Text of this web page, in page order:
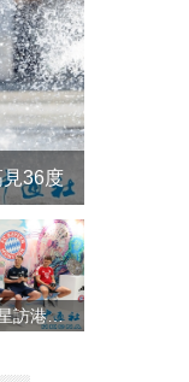
36度
拜仁慕尼黑球星訪港 與球迷近距離互動